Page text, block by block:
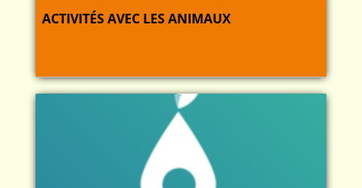
ACTIVITÉS AVEC LES ANIMAUX